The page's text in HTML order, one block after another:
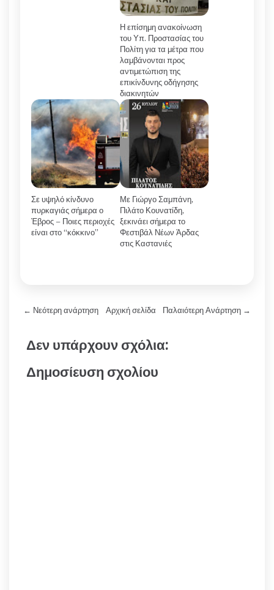
Η επίσημη ανακοίνωση
του Υπ. Προστασίας του
Πολίτη για τα μέτρα που
λαμβάνονται προς
αντιμετώπιση της
επικίνδυνης οδήγησης
διακινητών
Σε υψηλό κίνδυνο
πυρκαγιάς σήμερα ο
Έβρος – Ποιες περιοχές
είναι στο “κόκκινο”
Με Γιώργο Σαμπάνη,
Πιλάτο Κουνατίδη,
ξεκινάει σήμερα το
Φεστιβάλ Νέων Άρδας
στις Καστανιές
← Νεότερη ανάρτηση Παλαιότερη Ανάρτηση →
Αρχική σελίδα
Δεν υπάρχουν σχόλια:
Δημοσίευση σχολίου